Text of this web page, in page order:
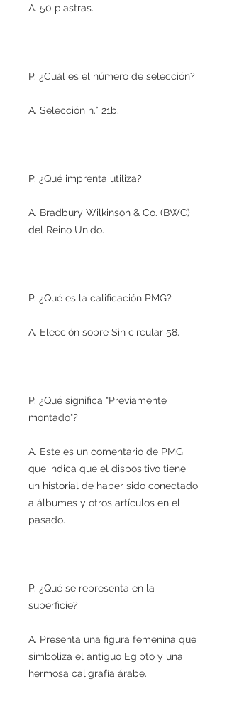
A. 50 piastras.
P. ¿Cuál es el número de selección?
A. Selección n.° 21b.
P. ¿Qué imprenta utiliza?
A. Bradbury Wilkinson & Co. (BWC)
del Reino Unido.
P. ¿Qué es la calificación PMG?
A. Elección sobre Sin circular 58.
P. ¿Qué significa "Previamente
montado"?
A. Este es un comentario de PMG
que indica que el dispositivo tiene
un historial de haber sido conectado
a álbumes y otros artículos en el
pasado.
P. ¿Qué se representa en la
superficie?
A. Presenta una figura femenina que
simboliza el antiguo Egipto y una
hermosa caligrafía árabe.